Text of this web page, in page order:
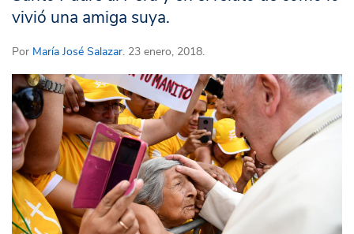
vivió una amiga suya.
Por María José Salazar. 23 enero, 2018.